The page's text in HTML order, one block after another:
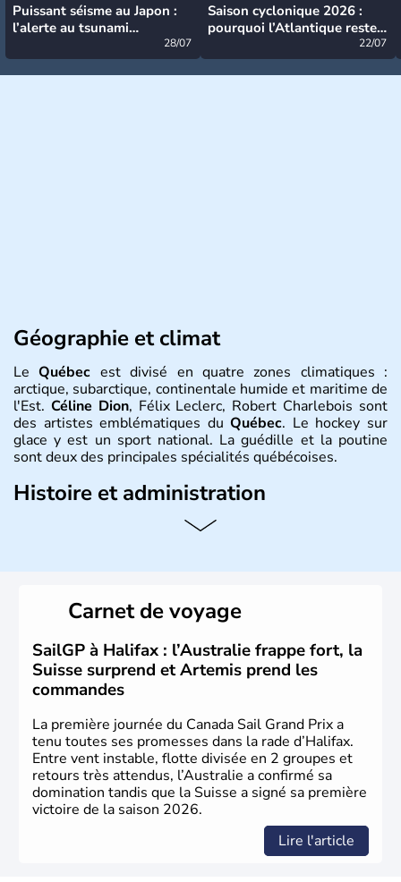
Puissant séisme au Japon :
l’alerte au tsunami
28/07
Saison cyclonique 2026 :
pourquoi l’Atlantique reste
22/07
Géographie et climat
LeQuébec est divisé en quatre zones climatiques :
arctique, subarctique, continentale humide et maritime de
l'Est. Céline Dion, Félix Leclerc, Robert Charlebois sont
des artistes emblématiques duQuébec. Le hockey sur
glace y est un sport national. La guédille et la poutine
sont deux des principales spécialités québécoises.
Histoire et administration
est une province francophone du
80 % desQuébécois. L’aéronautique, les
biotechnologies, l’industrie pharmaceutique, le génie
conseil constituent ses pôles essentiels d’activité.
Carnet de voyage
SailGP à Halifax : l’Australie frappe fort, la
Suisse surprend et Artemis prend les
commandes
La première journée du Canada Sail Grand Prix a
tenu toutes ses promesses dans la rade d’Halifax.
Entre vent instable, flotte divisée en 2 groupes et
retours très attendus, l’Australie a confirmé sa
domination tandis que la Suisse a signé sa première
victoire de la saison 2026.
Lire l'article